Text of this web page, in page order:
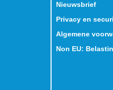
Nieuwsbrief
Privacy en
Algemene
Non EU: